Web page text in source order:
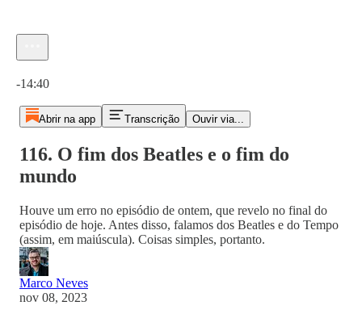
-14:40
Abrir na app Transcrição Ouvir via...
116. O fim dos Beatles e o fim do
mundo
Houve um erro no episódio de ontem, que revelo no final do
episódio de hoje. Antes disso, falamos dos Beatles e do Tempo
(assim, em maiúscula). Coisas simples, portanto.
Marco Neves
nov 08, 2023